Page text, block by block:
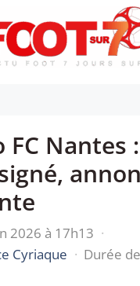
FC Nantes
2026 à 17h13 ·
Cyriaque · Durée